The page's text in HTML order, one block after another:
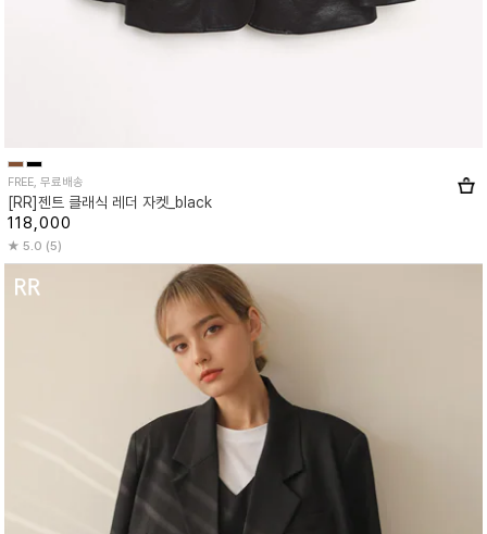
FREE, 무료배송
[RR]젠트 클래식 레더 자켓_black
118,000
5.0 (5)